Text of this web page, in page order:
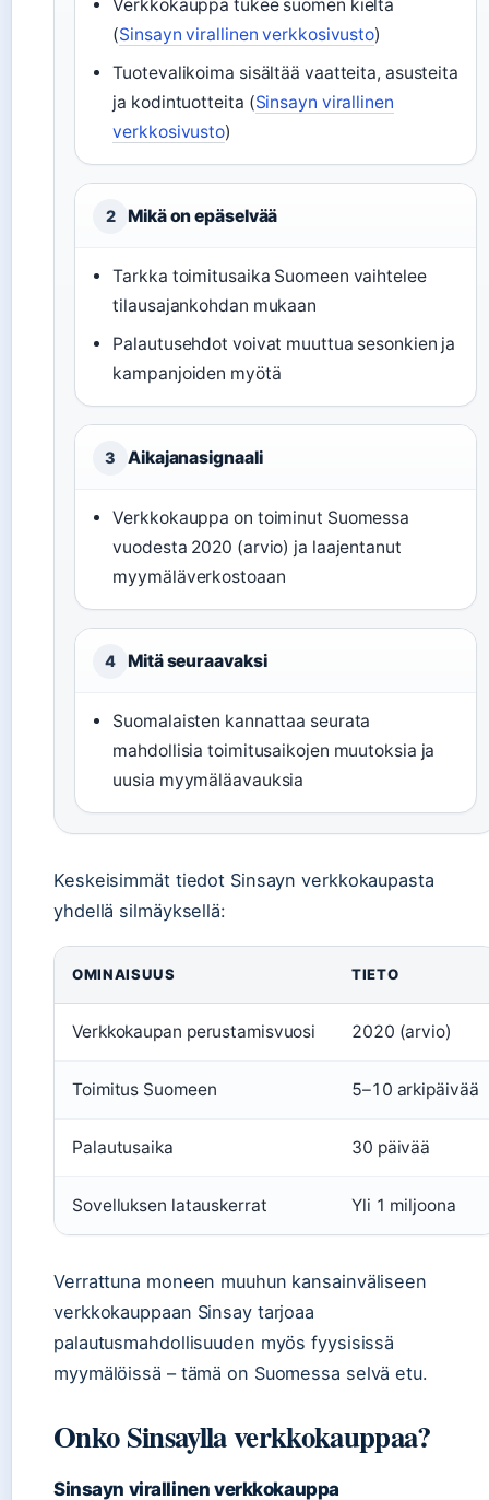
Verkkokauppa tukee suomen kieltä
(Sinsayn virallinen verkkosivusto)
Tuotevalikoima sisältää vaatteita, asusteita
ja kodintuotteita (Sinsayn virallinen
verkkosivusto)
2 Mikä on epäselvää
Tarkka toimitusaika Suomeen vaihtelee
tilausajankohdan mukaan
Palautusehdot voivat muuttua sesonkien ja
kampanjoiden myötä
3 Aikajanasignaali
Verkkokauppa on toiminut Suomessa
vuodesta 2020 (arvio) ja laajentanut
myymäläverkostoaan
4 Mitä seuraavaksi
Suomalaisten kannattaa seurata
mahdollisia toimitusaikojen muutoksia ja
uusia myymäläavauksia
Keskeisimmät tiedot Sinsayn verkkokaupasta
yhdellä silmäyksellä:
OMINAISUUS TIETO
Verkkokaupan perustamisvuosi 2020 (arvio)
Toimitus Suomeen 5–10 arkipäivää
Palautusaika 30 päivää
Sovelluksen latauskerrat Yli 1 miljoona
Verrattuna moneen muuhun kansainväliseen
verkkokauppaan Sinsay tarjoaa
palautusmahdollisuuden myös fyysisissä
myymälöissä – tämä on Suomessa selvä etu.
Onko Sinsaylla verkkokauppaa?
Sinsayn virallinen verkkokauppa